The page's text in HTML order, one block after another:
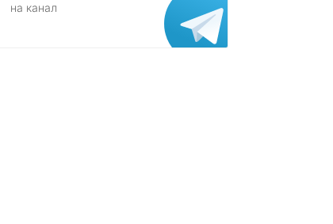
на канал